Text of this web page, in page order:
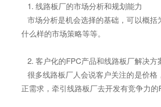
1. 线路板厂的市场分析和规划能力
市场分析是机会选择的基础，可以概
什么样的市场策略等等。
2. 客户化的FPC产品和线路板厂解决方
很多线路板厂人会说客户关注的是价
正需求，牵引线路板厂去开发有竞争力的